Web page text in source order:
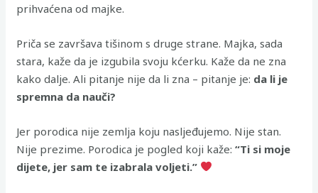
prihvaćena od majke.
Priča se završava tišinom s druge strane. Majka, sada
stara, kaže da je izgubila svoju kćerku. Kaže da ne zna
kako dalje. Ali pitanje nije da li zna – pitanje je: da li je
spremna da nauči?
Jer porodica nije zemlja koju nasljeđujemo. Nije stan.
Nije prezime. Porodica je pogled koji kaže:“Ti si moje
dijete, jer sam te izabrala voljeti.”